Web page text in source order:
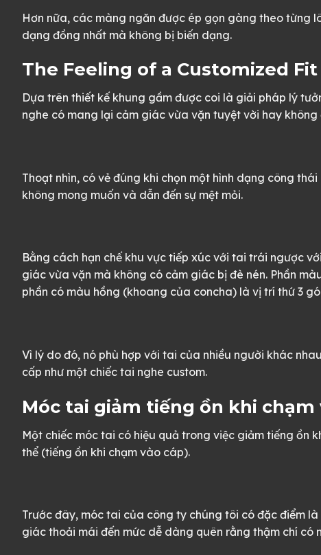
Hơn nữa, các màng ngăn được ép gọn gàng theo từng
dạng đồng nhất mà không bị biến dạng.
The Feeling of a Customized
Dựa trên thiết kế khung gầm được coi là giải pháp lý
nghe có mang lại cảm giác vừa vặn tuyệt vời hay
Thoạt nhìn, có vẻ đúng khi chọn một hình dạng công
không mong muốn và dẫn đến sự mệt mỏi.
Bằng cách hạn chế khu vực tiếp xúc với tai trái ngược
giác vừa vặn mà không có cảm giác bị đè nén. Phần
phần có màu hồng (khoang của concha) là vị trí thứ 3
Vì lý do đó, nó phù hợp với tai của nhiều người khác
cấp như một chiếc tai nghe custom.
Móc tai giảm tiếng ồn khi chạm
Một chiếc móc tai có hiệu quả trong việc giảm tiếng ồn
thể (tiếng ồn khi chạm vào cáp).
Trước đây, móc tai của công ty chúng tôi có đặc điểm
giác thoải mái đến mức dễ dàng quên rằng thậm chí